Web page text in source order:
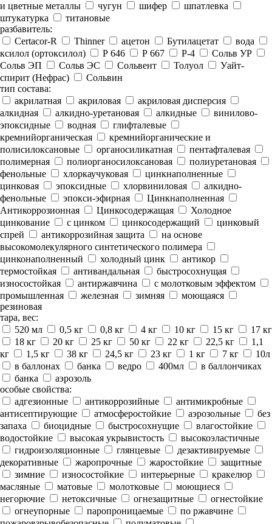
и цветные металлы
чугун шифер
шпатлевка
штукатурка
титановые
разбавитель:
Certacor-R
Thinner ацетон Бутилацетат
вода
ксилол (ортоксилол)
Р 646 Р 667 Р-4
Сольв УР
Сольв ЭП
Сольв ЭС Сольвент Толуол
Уайт-
спирит (Нефрас)
Сольвин
тип состава:
акрилатная
акриловая
акриловая дисперсия
алкидная
алкидно-уретановая алкидные
винилово-
эпоксидные
водная
глифталевые
кремнийорганическая
кремнийорганические и
полисилоксановые
органосиликатная
пентафталевая
полимерная
полиорганосилоксановая
полиуретановая
фенольные
хлоркаучуковая
цинкнаполненные
цинковая
эпоксидные хлорвиниловая
алкидно-
фенольные
эпокси-эфирная
Цинкнаполненная
Антикоррозионная
Цинкосодержащая
Холодное
цинкование
с цинком цинкосодержащий
цинковый
спрей
антикоррозийная защита
на основе
высокомолекулярного синтетического полимера
цинконаполненный
холодный цинк
антикор
термостойкая
антивандальная
быстросохнущая
износостойкая
антиржавчина
с молотковым эффектом
промышленная
железная зимняя
моющаяся
резиновая
тара, вес:
520 мл
0,5 кг 0,8 кг 4 кг 10 кг 15 кг
17 кг
18 кг
20 кг 25 кг 50 кг 22 кг 22,5 кг
1,1
кг
1,5 кг 38 кг 24,5 кг 23 кг 1 кг 7 кг
10л
в баллонах
банка ведро 400мл
в баллончиках
банка
аэрозоль
особые свойства:
адгезионные
антикоррозийные
антимикробные
антисептирующие
атмосферостойкие аэрозольные
без
запаха
биоцидные быстросохнущие
влагостойкие
водостойкие
высокая укрывистость
высокоэластичные
гидроизоляционные
глянцевые
дезактивируемые
декоративные
жаропрочные жаростойкие
защитные
зимние
износостойкие интерьерные
кракелюр
масляные
матовые молотковые
моющиеся
негорючие
нетоксичные огнезащитные
огнестойкие
огнеупорные
паропроницаемые
по ржавчине